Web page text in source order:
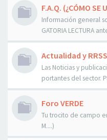
F.A.Q. (¿CÓMO SE
Información general
GATORIA LECTURA
Actualidad y RRSS
Las Noticias y
portantes del sector.
Foro VERDE
Tu trocito de campo
M....)